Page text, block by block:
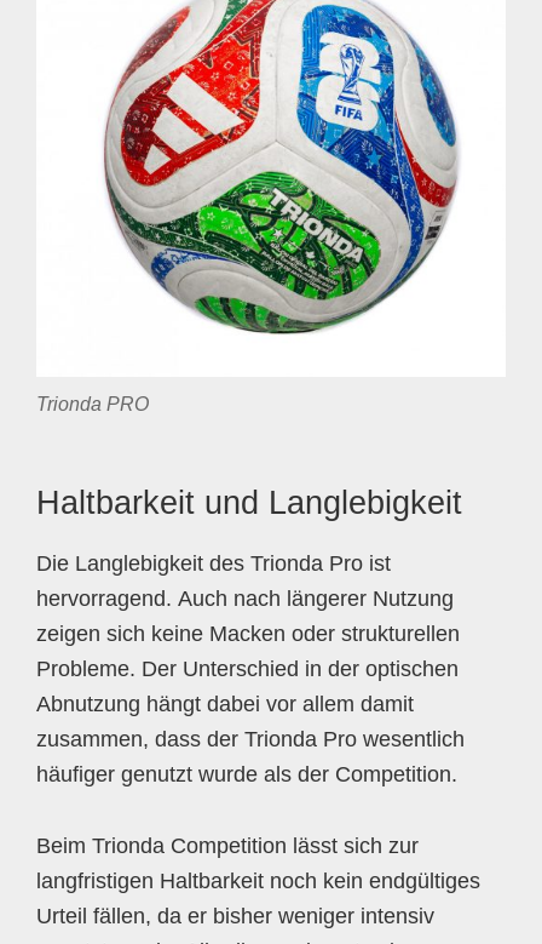
Trionda PRO
Haltbarkeit und Langlebigkeit
Die Langlebigkeit des Trionda Pro ist
hervorragend. Auch nach längerer Nutzung
zeigen sich keine Macken oder strukturellen
Probleme. Der Unterschied in der optischen
Abnutzung hängt dabei vor allem damit
zusammen, dass der Trionda Pro wesentlich
häufiger genutzt wurde als der Competition.
Beim Trionda Competition lässt sich zur
langfristigen Haltbarkeit noch kein endgültiges
Urteil fällen, da er bisher weniger intensiv